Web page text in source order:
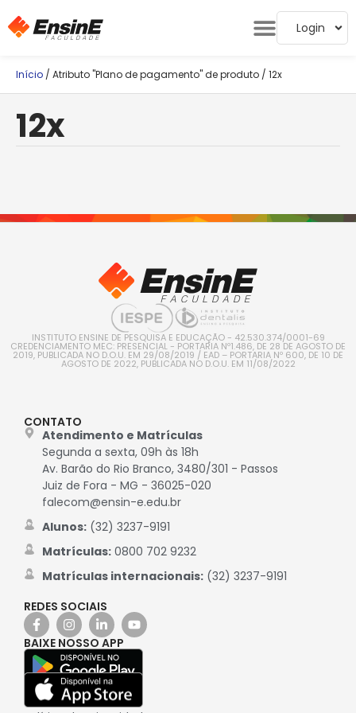
Login
Início / Atributo "Plano de pagamento" de produto / 12x
12x
INSTITUTO ENSINE DE PESQUISA E EDUCAÇÃO - 42.530.374/0001-69
CREDENCIAMENTO MEC: PRESENCIAL - PORTARIA Nº1.486, DE 28 DE AGOSTO DE
2019, PUBLICADA NO D.O.U. EM 29/08/2019 / EAD – PORTARIA Nº 600, DE 10 DE
AGOSTO DE 2022, PUBLICADA NO D.O.U. EM 11/08/2022
CONTATO
Atendimento e Matrículas
Segunda a sexta, 09h às 18h
Av. Barão do Rio Branco, 3480/301 - Passos
Juiz de Fora - MG - 36025-020
falecom@ensin-e.edu.br
Alunos:(32) 3237-9191
Matrículas:0800 702 9232
Matrículas internacionais:(32) 3237-9191
REDES SOCIAIS
BAIXE NOSSO APP